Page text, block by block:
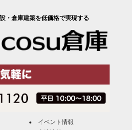
・倉庫建築を低価格で実現する
イベント情報